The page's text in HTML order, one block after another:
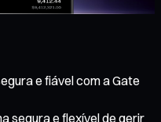
e fiável com a Gate
segura e flexível de gerir